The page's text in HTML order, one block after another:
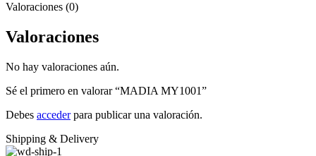
Valoraciones (0)
Valoraciones
No hay valoraciones aún.
Sé el primero en valorar “MADIA MY1001”
Debes accederpara publicar una valoración.
Shipping & Delivery